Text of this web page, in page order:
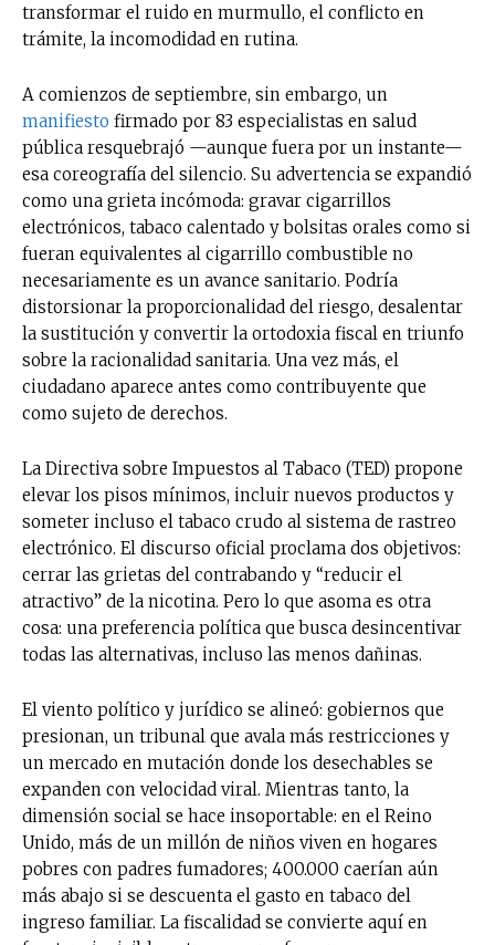
transformar el ruido en murmullo, el conflicto en
trámite, la incomodidad en rutina.
A comienzos de septiembre, sin embargo, un
manifiesto firmado por 83 especialistas en salud
pública resquebrajó —aunque fuera por un instante—
esa coreografía del silencio. Su advertencia se expandió
como una grieta incómoda: gravar cigarrillos
electrónicos, tabaco calentado y bolsitas orales como si
fueran equivalentes al cigarrillo combustible no
necesariamente es un avance sanitario. Podría
distorsionar la proporcionalidad del riesgo, desalentar
la sustitución y convertir la ortodoxia fiscal en triunfo
sobre la racionalidad sanitaria. Una vez más, el
ciudadano aparece antes como contribuyente que
como sujeto de derechos.
La Directiva sobre Impuestos al Tabaco (TED) propone
elevar los pisos mínimos, incluir nuevos productos y
someter incluso el tabaco crudo al sistema de rastreo
electrónico. El discurso oficial proclama dos objetivos:
cerrar las grietas del contrabando y “reducir el
atractivo” de la nicotina. Pero lo que asoma es otra
cosa: una preferencia política que busca desincentivar
todas las alternativas, incluso las menos dañinas.
El viento político y jurídico se alineó: gobiernos que
presionan, un tribunal que avala más restricciones y
un mercado en mutación donde los desechables se
expanden con velocidad viral. Mientras tanto, la
dimensión social se hace insoportable: en el Reino
Unido, más de un millón de niños viven en hogares
pobres con padres fumadores; 400.000 caerían aún
más abajo si se descuenta el gasto en tabaco del
ingreso familiar. La fiscalidad se convierte aquí en